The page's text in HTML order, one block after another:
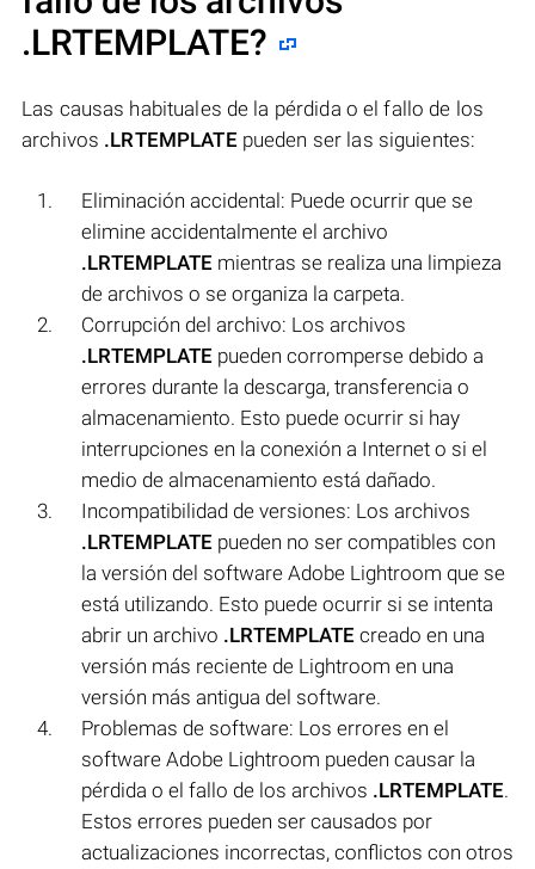
.LRTEMPLATE?
Las causas habituales de la pérdida o el fallo de los
archivos .LRTEMPLATE pueden ser las siguientes:
Eliminación accidental: Puede ocurrir que se
elimine accidentalmente el archivo
.LRTEMPLATE mientras se realiza una limpieza
de archivos o se organiza la carpeta.
Corrupción del archivo: Los archivos
.LRTEMPLATE pueden corromperse debido a
errores durante la descarga, transferencia o
almacenamiento. Esto puede ocurrir si hay
interrupciones en la conexión a Internet o si el
medio de almacenamiento está dañado.
Incompatibilidad de versiones: Los archivos
.LRTEMPLATE pueden no ser compatibles con
la versión del software Adobe Lightroom que se
está utilizando. Esto puede ocurrir si se intenta
abrir un archivo .LRTEMPLATE creado en una
versión más reciente de Lightroom en una
versión más antigua del software.
Problemas de software: Los errores en el
software Adobe Lightroom pueden causar la
pérdida o el fallo de los archivos .LRTEMPLATE.
Estos errores pueden ser causados por
actualizaciones incorrectas, conflictos con otros